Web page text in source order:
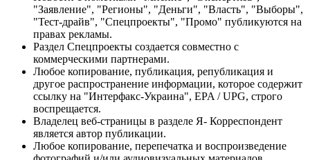
"Заявление", "Регионы", "Деньги", "Власть", "Выборы",
"Тест-драйв", "Спецпроекты", "Промо" публикуются на
правах рекламы.
Раздел Спецпроекты создается совместно с
коммерческими партнерами.
Любое копирование, публикация, републикация и
другое распространение информации, которое содержит
ссылку на "Интерфакс-Украина", EPA / UPG, строго
воспрещается.
Владелец веб-страницы в разделе Я- Корреспондент
является автор публикации.
Любое копирование, перепечатка и воспроизведение